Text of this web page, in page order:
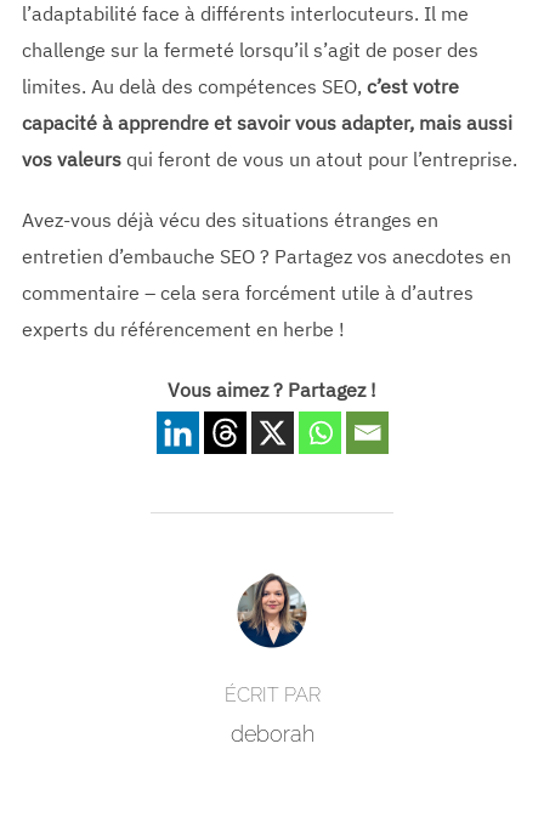
l’adaptabilité face à différents interlocuteurs. Il me
challenge sur la fermeté lorsqu’il s’agit de poser des
limites. Au delà des compétences SEO, c’est votre
capacité à apprendre et savoir vous adapter, mais aussi
vos valeursqui feront de vous un atout pour l’entreprise.
Avez-vous déjà vécu des situations étranges en
entretien d’embauche SEO ? Partagez vos anecdotes en
commentaire – cela sera forcément utile à d’autres
experts du référencement en herbe !
Vous aimez ? Partagez !
AUTEUR DE LA PUBLICATION
ÉCRIT PAR
deborah